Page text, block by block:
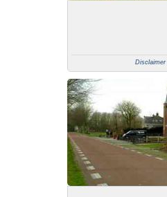
Disclaimer